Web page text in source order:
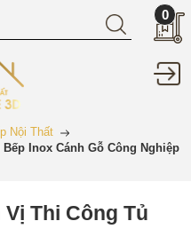
0
Nội Thất
Inox Cánh Gỗ Công Nghiệp
Thi Công Tủ